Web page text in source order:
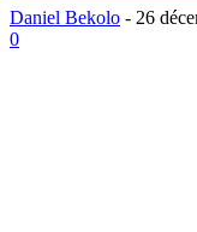
Daniel Bekolo - 26
0